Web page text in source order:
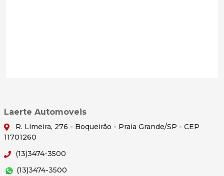
Laerte Automoveis
R. Limeira, 276 - Boqueirão - Praia Grande/SP - CEP
11701260
(13)3474-3500
(13)3474-3500